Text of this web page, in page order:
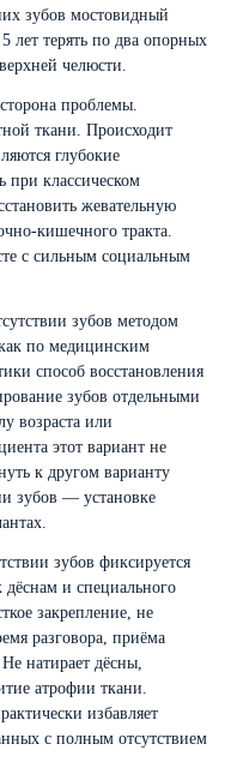
зубов мостовидный
лет терять по два опорных
челюсти.
проблемы.
ткани. Происходит
глубокие
классическом
жевательную
кишечного тракта.
с сильным социальным
зубов методом
по медицинским
способ восстановления
зубов отдельными
возраста или
этот вариант не
к другом варианту
зубов — установке
зубов фиксируется
дёснам и специального
закрепление, не
разговора, приёма
натирает дёсны,
атрофии ткани.
избавляет
с полным отсутствием